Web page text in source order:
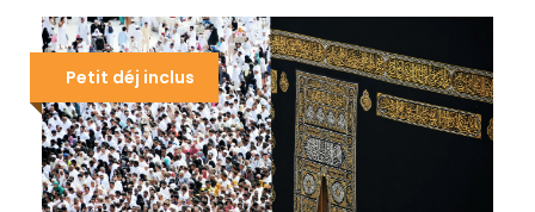
Petit déj inclus